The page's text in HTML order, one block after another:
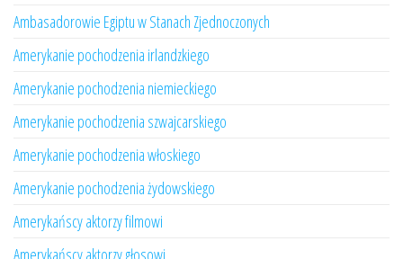
Ambasadorowie Egiptu w Stanach Zjednoczonych
Amerykanie pochodzenia irlandzkiego
Amerykanie pochodzenia niemieckiego
Amerykanie pochodzenia szwajcarskiego
Amerykanie pochodzenia włoskiego
Amerykanie pochodzenia żydowskiego
Amerykańscy aktorzy filmowi
Amerykańscy aktorzy głosowi